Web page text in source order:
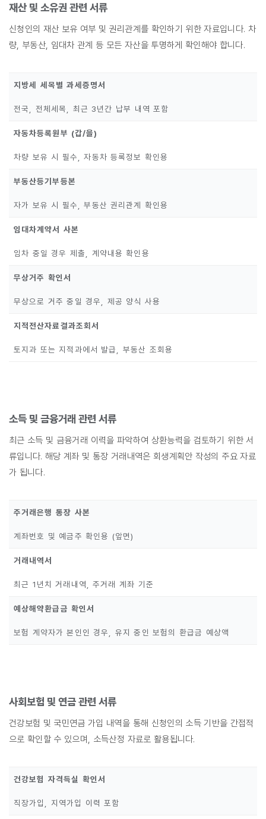
재산 및 소유권 관련 서류
신청인의 재산 보유 여부 및 권리관계를 확인하기 위한 자료입니다. 차
량, 부동산, 임대차 관계 등 모든 자산을 투명하게 확인해야 합니다.
지방세 세목별 과세증명서
전국, 전체세목, 최근 3년간 납부 내역 포함
자동차등록원부 (갑/을)
차량 보유 시 필수, 자동차 등록정보 확인용
부동산등기부등본
자가 보유 시 필수, 부동산 권리관계 확인용
임대차계약서 사본
임차 중일 경우 제출, 계약내용 확인용
무상거주 확인서
무상으로 거주 중일 경우, 제공 양식 사용
지적전산자료결과조회서
토지과 또는 지적과에서 발급, 부동산 조회용
소득 및 금융거래 관련 서류
최근 소득 및 금융거래 이력을 파악하여 상환능력을 검토하기 위한 서
류입니다. 해당 계좌 및 통장 거래내역은 회생계획안 작성의 주요 자료
가 됩니다.
주거래은행 통장 사본
계좌번호 및 예금주 확인용 (앞면)
거래내역서
최근 1년치 거래내역, 주거래 계좌 기준
예상해약환급금 확인서
보험 계약자가 본인인 경우, 유지 중인 보험의 환급금 예상액
사회보험 및 연금 관련 서류
건강보험 및 국민연금 가입 내역을 통해 신청인의 소득 기반을 간접적
으로 확인할 수 있으며, 소득산정 자료로 활용됩니다.
건강보험 자격득실 확인서
직장가입, 지역가입 이력 포함